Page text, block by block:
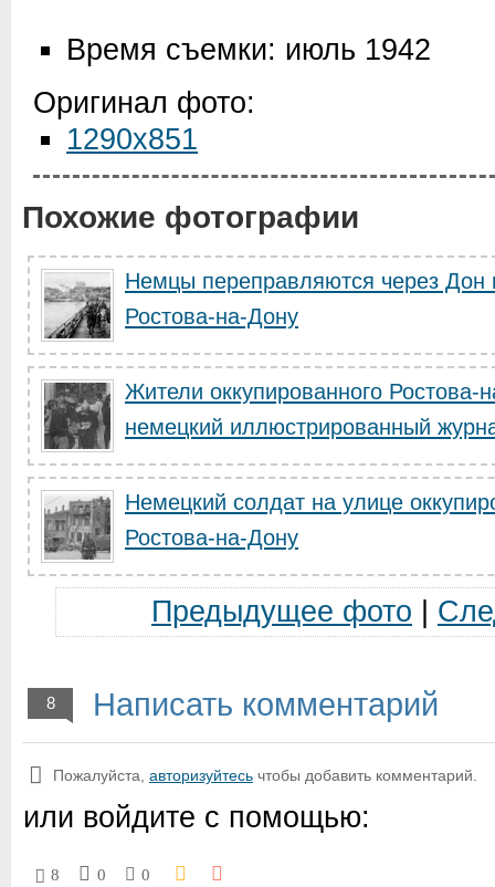
Время съемки: июль 1942
Оригинал фото:
1290x851
Похожие фотографии
Немцы переправляются через Дон
Ростова-на-Дону
Жители оккупированного Ростова-
немецкий иллюстрированный
Немецкий солдат на улице
Ростова-на-Дону
Предыдущее фото
8 Написать комментарий
Пожалуйста, авторизуйтесь чтобы добавить комментарий.
или войдите с помощью:
8 0 0